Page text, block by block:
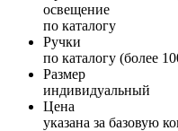
освещение
по каталогу
Ручки
по каталогу (более
Размер
индивидуальный
Цена
указана за базовую